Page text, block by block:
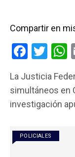
Compartir en
F
ce
b
o
k
T
tt
er s
A
La Justicia
simultáneos en
investigación
POLICIALES